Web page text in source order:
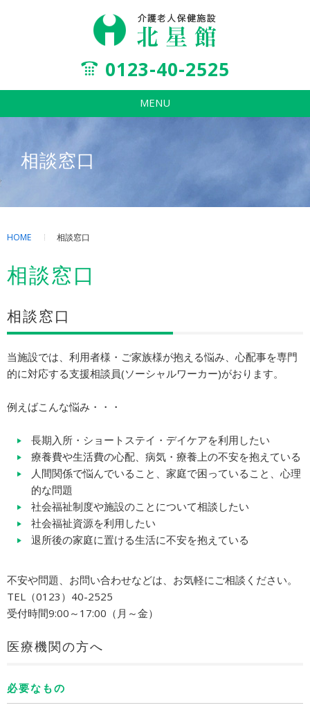
0123-40-2525
MENU
相談窓口
HOME 相談窓口
相談窓口
相談窓口
当施設では、利用者様・ご家族様が抱える悩み、心配事を専門
的に対応する支援相談員(ソーシャルワーカー)がおります。
例えばこんな悩み・・・
長期入所・ショートステイ・デイケアを利用したい
療養費や生活費の心配、病気・療養上の不安を抱えている
人間関係で悩んでいること、家庭で困っていること、心理
的な問題
社会福祉制度や施設のことについて相談したい
社会福祉資源を利用したい
退所後の家庭に置ける生活に不安を抱えている
不安や問題、お問い合わせなどは、お気軽にご相談ください。
TEL（0123）40-2525
受付時間9:00～17:00（月～金）
医療機関の方へ
必要なもの